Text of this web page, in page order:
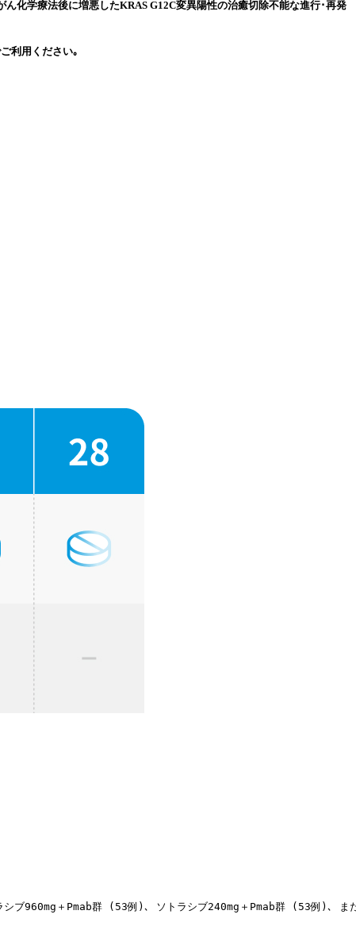
化学療法後に増悪したKRAS G12C変異陽性の治癒切除不能な進行･再発
利用ください｡
シブ960mg＋Pmab群 (53例)､ ソトラシブ240mg＋Pmab群 (53例)､